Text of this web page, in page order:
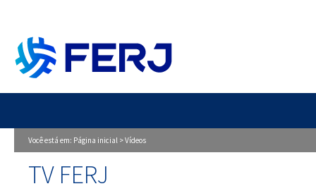
Você está em: Página inicial >Vídeos
TV FERJ